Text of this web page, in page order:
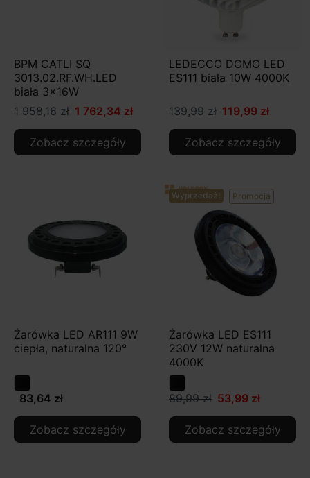
BPM CATLI SQ
3013.02.RF.WH.LED
biała 3x16W
1 958,16 zł 1 762,34 zł
Zobacz szczegóły
LEDECCO DOMO LED
ES111 biała 10W 4000K
139,99 zł 119,99 zł
Zobacz szczegóły
Żarówka LED AR111 9W
ciepła, naturalna 120°
83,64 zł
Zobacz szczegóły
Wyprzedaż! Promocja
Żarówka LED ES111
230V 12W naturalna
4000K
89,99 zł 53,99 zł
Zobacz szczegóły